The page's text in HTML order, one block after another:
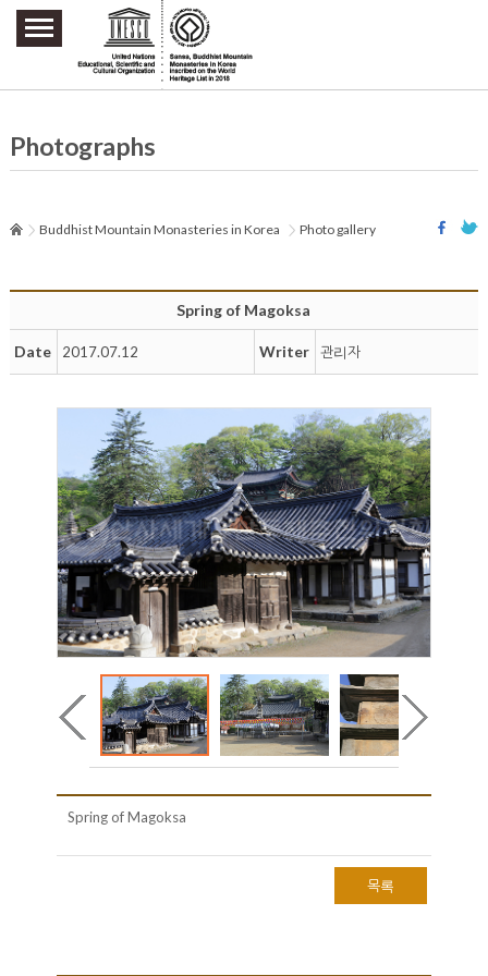
주요메뉴 바로가기
본문 바로가기
하단메뉴 바로가기
Photographs
Buddhist Mountain Monasteries in Korea Photo gallery
Spring of Magoksa
Date 2017.07.12 Writer 관리자
Spring of Magoksa
목록